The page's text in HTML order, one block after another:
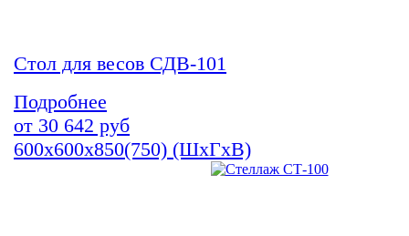
Стол для весов СДВ-101
Подробнее
от 30 642 руб
600х600х850(750) (ШхГхВ)